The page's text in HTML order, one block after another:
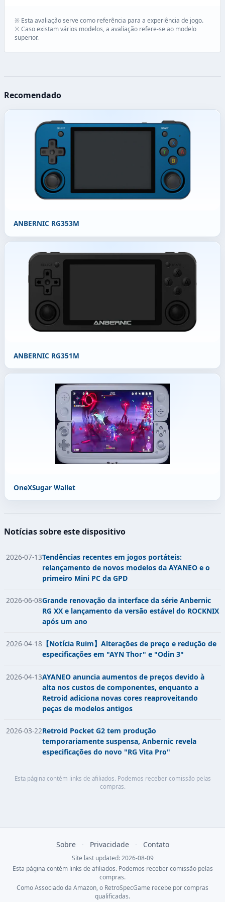
※ Esta avaliação serve como referência para a experiência de jogo.
※ Caso existam vários modelos, a avaliação refere-se ao modelo
superior.
Recomendado
ANBERNIC RG353M
ANBERNIC RG351M
OneXSugar Wallet
Notícias sobre este dispositivo
2026-07-13Tendências recentes em jogos portáteis:
relançamento de novos modelos da AYANEO e o
primeiro Mini PC da GPD
2026-06-08Grande renovação da interface da série Anbernic
RG XX e lançamento da versão estável do ROCKNIX
após um ano
2026-04-18 【Notícia Ruim】Alterações de preço e redução de
especificações em "AYN Thor" e "Odin 3"
2026-04-13AYANEO anuncia aumentos de preços devido à
alta nos custos de componentes, enquanto a
Retroid adiciona novas cores reaproveitando
peças de modelos antigos
2026-03-22Retroid Pocket G2 tem produção
temporariamente suspensa, Anbernic revela
especificações do novo "RG Vita Pro"
Esta página contém links de afiliados. Podemos receber comissão pelas
compras.
Sobre · Privacidade · Contato
Site last updated: 2026-08-09
Esta página contém links de afiliados. Podemos receber comissão pelas
compras.
Como Associado da Amazon, o RetroSpecGame recebe por compras
qualificadas.